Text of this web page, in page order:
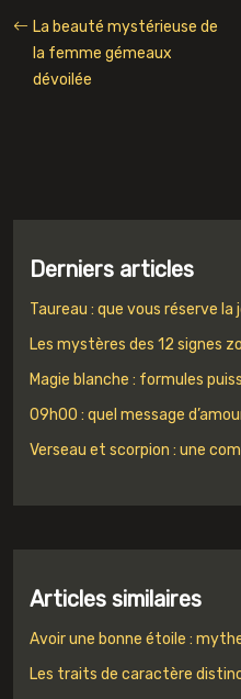
La beauté mystérieuse de
la femme gémeaux
dévoilée
Derniers articles
Taureau : que vous réserve la
Les mystères des 12 signes
Magie blanche : formules
09h00 : quel message
Verseau et scorpion : une
Articles similaires
Avoir une bonne étoile :
Les traits de caractère